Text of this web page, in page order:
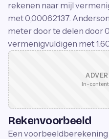
rekenen naar mijl
met 0,00062137.
meter door te delen door
vermenigvuldigen met
In-content
Rekenvoorbeeld
Een